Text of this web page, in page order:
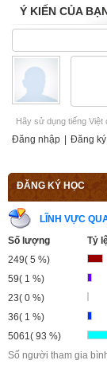
Ý KIẾN CỦA
Hãy sử dụng tiếng Việt
Đăng nhập Đăng ký
ĐĂNG KÝ HỌC
LĨNH VỰC
Số lượng
Tỷ
249( 5 %)
59( 1 %)
23( 0 %)
36( 1 %)
5061( 93 %)
Số người tham gia